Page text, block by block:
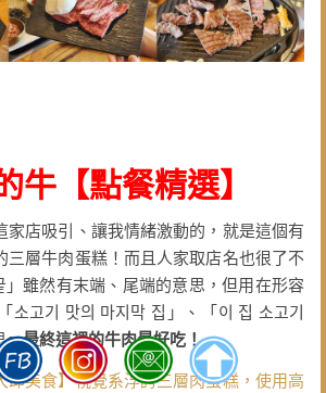
牛 【點餐精選】
家店吸引、讓我情緒激動的，就是這個有
三層牛肉蛋糕！而且人家取店名也很了不
」雖然有末端、尾端的意思，但用在形容
고기 맛의 마지막 집」、「이 집 소고기
～最終這裡的牛肉最好吃！
邱美食】視覺系浮誇三層肉蛋糕，使用高